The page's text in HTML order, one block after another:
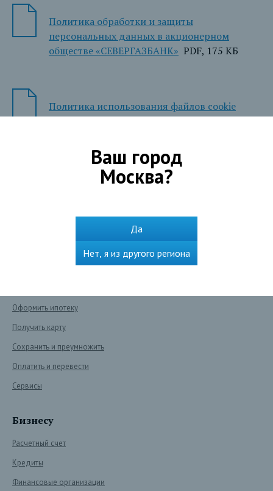
Политика обработки и защиты
персональных данных в акционерном
обществе «СЕВЕРГАЗБАНК» PDF, 175 КБ
Политика использования файлов cookie
Акционерного общества «СЕВЕРГАЗБАНК
Частным лицам
Оформить ипотеку
Получить карту
Сохранить и преумножить
Оплатить и перевести
Сервисы
Бизнесу
Расчетный счет
Кредиты
Финансовые организации
Ваш город
Москва?
Да
Нет, я из другого региона